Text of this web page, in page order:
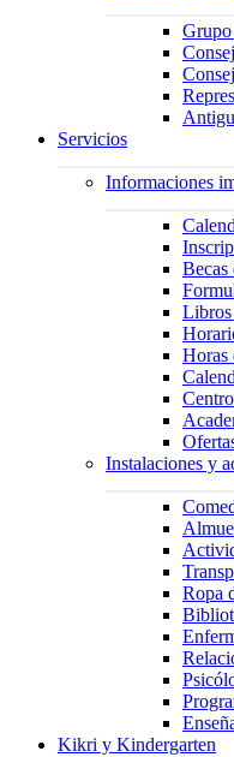
Grupo
Servicios
Informaciones
Becas
Libros
Horas
Instalaciones y
Ropa
Kikri y Kindergarten